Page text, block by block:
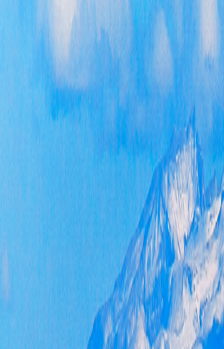
存在
策公
多
面，
改进
项
公开
开，
的质
多种
三要
府信
养。